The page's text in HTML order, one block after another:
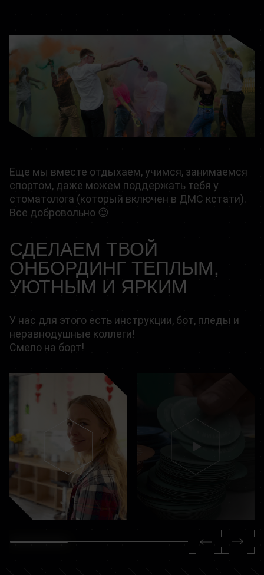
Еще мы вместе отдыхаем, учимся, занимаемся
спортом, даже можем поддержать тебя у
стоматолога (который включен в ДМС кстати).
Все добровольно 😊
СДЕЛАЕМ ТВОЙ
ОНБОРДИНГ ТЕПЛЫМ,
УЮТНЫМ И ЯРКИМ
У нас для этого есть инструкции, бот, пледы и
неравнодушные коллеги!
Смело на борт!